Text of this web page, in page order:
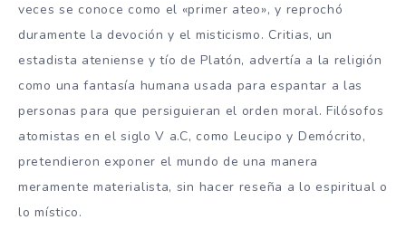
veces se conoce como el «primer ateo», y reprochó
duramente la devoción y el misticismo. Critias, un
estadista ateniense y tío de Platón, advertía a la religión
como una fantasía humana usada para espantar a las
personas para que persiguieran el orden moral. Filósofos
atomistas en el siglo V a.C, como Leucipo y Demócrito,
pretendieron exponer el mundo de una manera
meramente materialista, sin hacer reseña a lo espiritual o
lo místico.